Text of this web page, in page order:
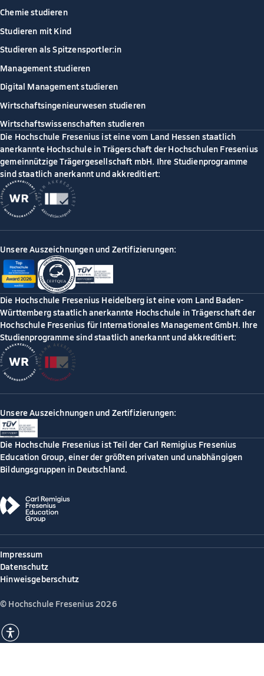
Chemie studieren
Studieren mit Kind
Studieren als Spitzensportler:in
Management studieren
Digital Management studieren
Wirtschaftsingenieurwesen studieren
Wirtschaftswissenschaften studieren
Die Hochschule Fresenius ist eine vom Land Hessen staatlich
anerkannte Hochschule in Trägerschaft der Hochschulen Fresenius
gemeinnützige Trägergesellschaft mbH. Ihre Studienprogramme
sind staatlich anerkannt und akkreditiert:
Unsere Auszeichnungen und Zertifizierungen:
Die Hochschule Fresenius Heidelberg ist eine vom Land Baden-
Württemberg staatlich anerkannte Hochschule in Trägerschaft der
Hochschule Fresenius für Internationales Management GmbH. Ihre
Studienprogramme sind staatlich anerkannt und akkreditiert:
Unsere Auszeichnungen und Zertifizierungen:
Die Hochschule Fresenius ist Teil der Carl Remigius Fresenius
Education Group, einer der größten privaten und unabhängigen
Bildungsgruppen in Deutschland.
Impressum
Datenschutz
Hinweisgeberschutz
© Hochschule Fresenius 2026